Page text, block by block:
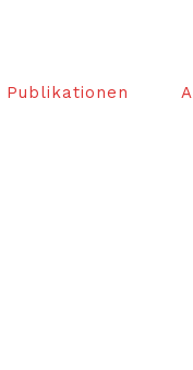
Publikationen